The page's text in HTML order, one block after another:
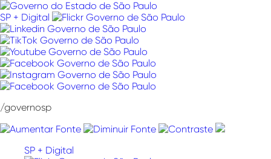
Pular
para
o
conteúdo
SP + Digital
/governosp
SP + Digital